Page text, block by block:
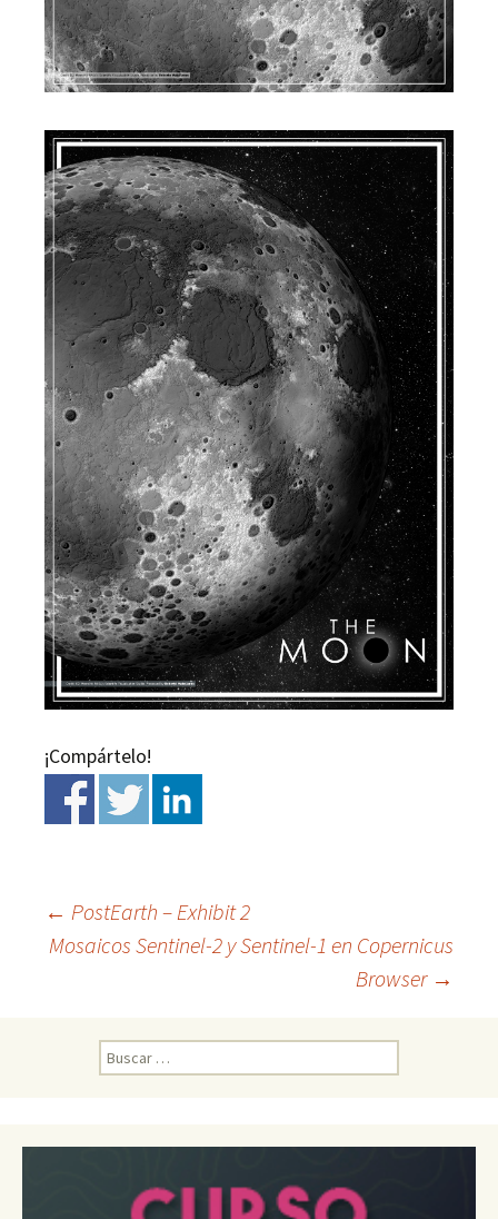
¡Compártelo!
Ir
entrada
← PostEarth – Exhibit 2
Mosaicos Sentinel-2 y Sentinel-1 en Copernicus
Browser →
B
u
a